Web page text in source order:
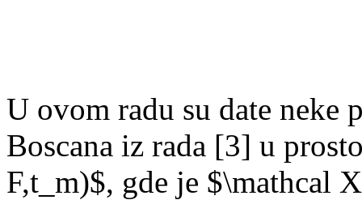
U ovom radu su date neke
Boscana iz rada [3] u
F,t_m)$, gde je $\mathcal